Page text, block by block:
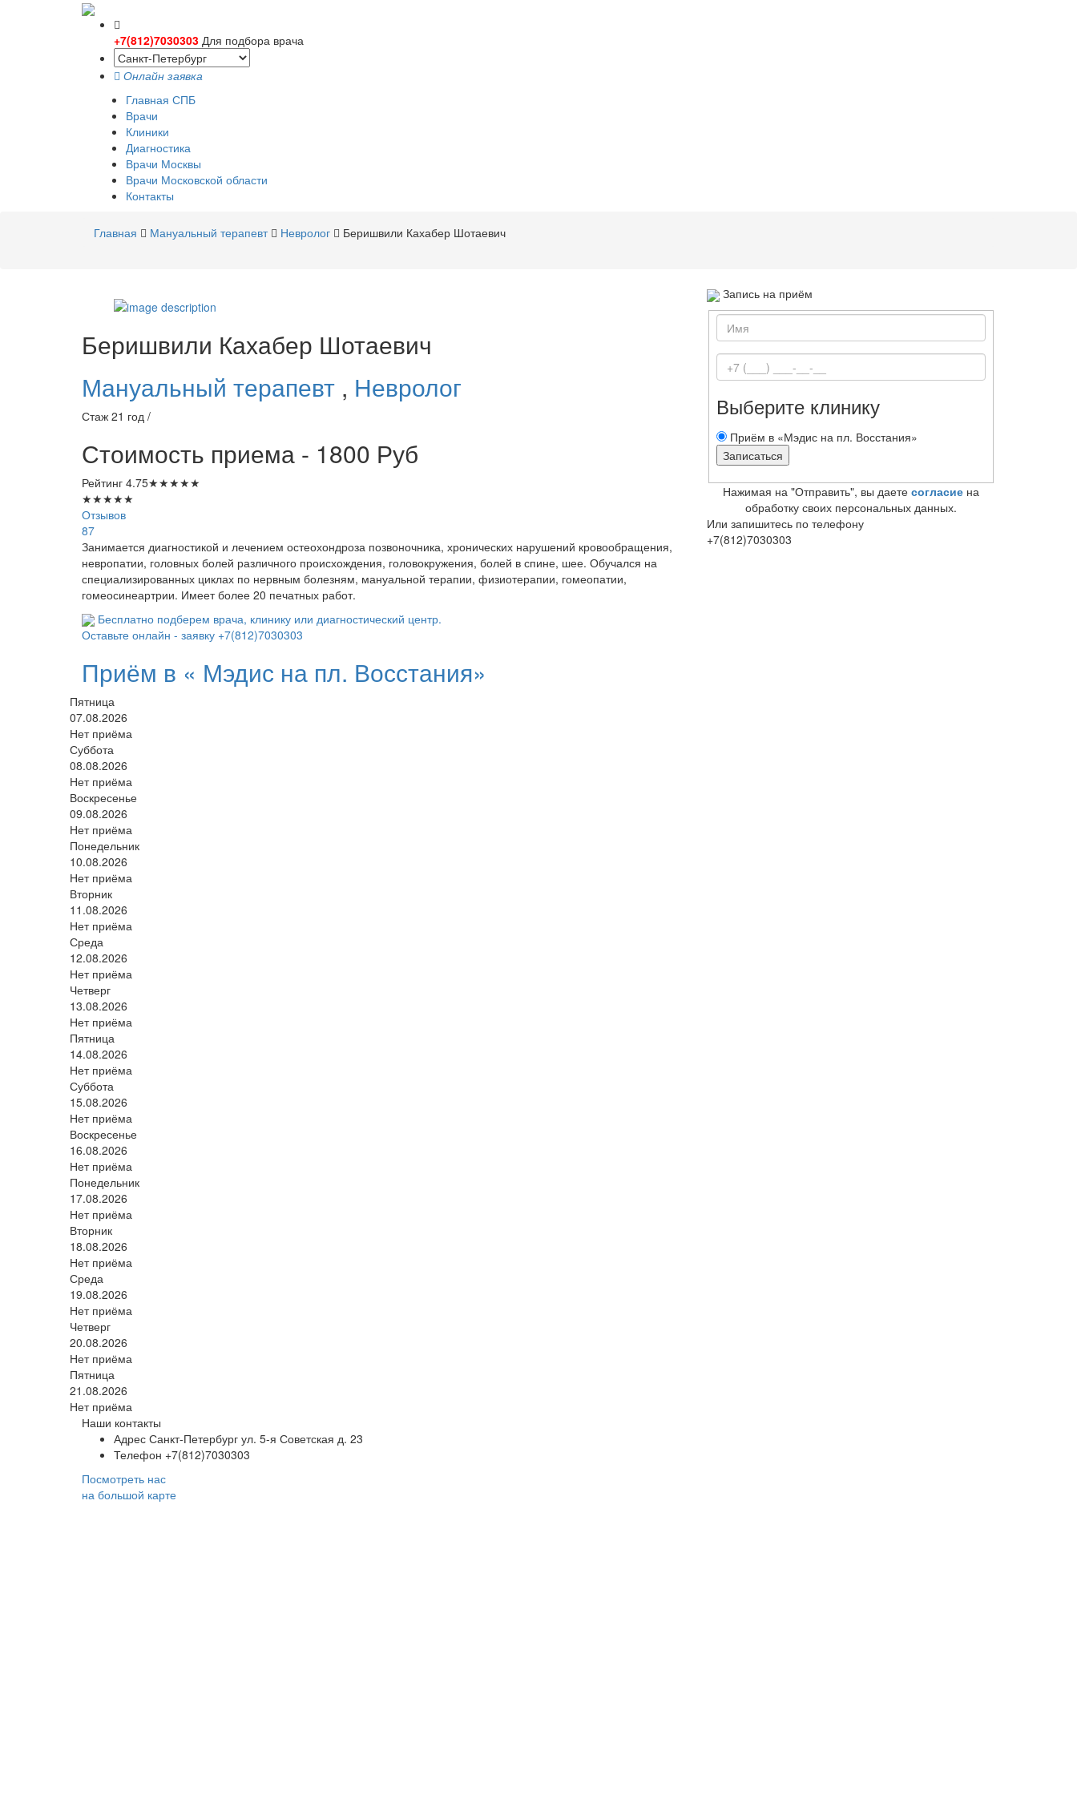
+7(812)7030303 Для подбора врача
Онлайн заявка
Главная СПБ
Врачи
Клиники
Диагностика
Врачи Москвы
Врачи Московской области
Контакты
Главная Мануальный терапевт Невролог Беришвили Кахабер Шотаевич
Беришвили Кахабер Шотаевич
Мануальный терапевт , Невролог
Стаж 21 год /
Стоимость приема - 1800 Руб
Рейтинг 4.75★★★★★
★★★★★
Отзывов
87
Занимается диагностикой и лечением остеохондроза позвоночника, хронических нарушений кровообращения,
невропатии, головных болей различного происхождения, головокружения, болей в спине, шее. Обучался на
специализированных циклах по нервным болезням, мануальной терапии, физиотерапии, гомеопатии,
гомеосинеартрии. Имеет более 20 печатных работ.
Бесплатно подберем врача, клинику или диагностический центр.
Оставьте онлайн - заявку +7(812)7030303
Запись на приём
Выберите клинику
Приём в «Мэдис на пл. Восстания»
Нажимая на "Отправить", вы даете согласие на
обработку своих персональных данных.
Или запишитесь по телефону
+7(812)7030303
Приём в « Мэдис на пл. Восстания»
Пятница
07.08.2026
Нет приёма
Суббота
08.08.2026
Нет приёма
Воскресенье
09.08.2026
Нет приёма
Понедельник
10.08.2026
Нет приёма
Вторник
11.08.2026
Нет приёма
Среда
12.08.2026
Нет приёма
Четверг
13.08.2026
Нет приёма
Пятница
14.08.2026
Нет приёма
Суббота
15.08.2026
Нет приёма
Воскресенье
16.08.2026
Нет приёма
Понедельник
17.08.2026
Нет приёма
Вторник
18.08.2026
Нет приёма
Среда
19.08.2026
Нет приёма
Четверг
20.08.2026
Нет приёма
Пятница
21.08.2026
Нет приёма
Наши контакты
Адрес Санкт-Петербург ул. 5-я Советская д. 23
Телефон +7(812)7030303
Посмотреть нас
на большой карте